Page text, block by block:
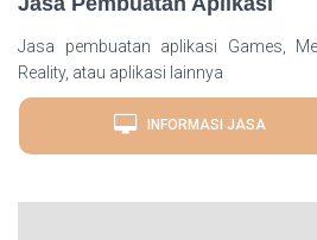
Jasa pembuatan aplikasi Games,
Reality, atau aplikasi lainnya
INFORMASI JASA